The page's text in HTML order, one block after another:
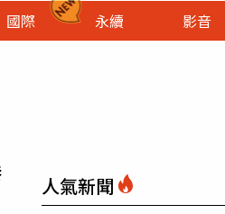
國際 永續 影音
人氣新聞